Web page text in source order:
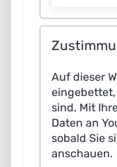
Innovative Ideen,
Produkte aus Kultur,
Kreativwirtschaft, KI und
Förderung einer
zukunftsfähigen
Regionalentwicklung
Innovationssysteme und
Auf dieser
eingebettet,
sind. Mit
Daten an
sobald Sie
anschauen.